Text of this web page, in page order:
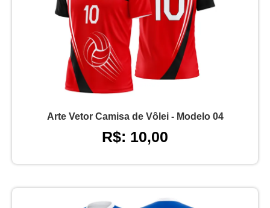
Arte Vetor Camisa de Vôlei - Modelo 04
R$: 10,00